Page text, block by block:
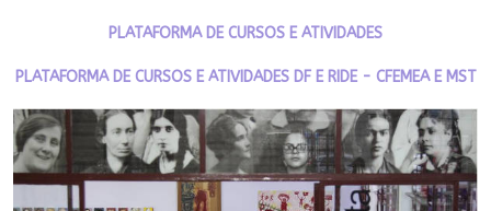
PLATAFORMA DE CURSOS E ATIVIDADES
PLATAFORMA DE CURSOS E ATIVIDADES DF E RIDE - CFEMEA E MST